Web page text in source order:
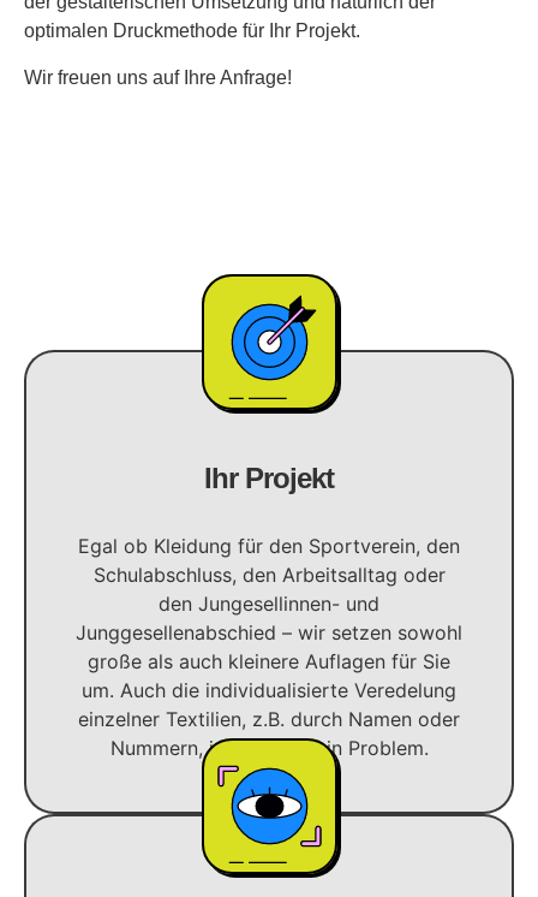
optimalen Druckmethode für Ihr Projekt.
Wir freuen uns auf Ihre Anfrage!
Ihr Projekt
Egal ob Kleidung für den Sportverein, den
Schulabschluss, den Arbeitsalltag oder
den Jungesellinnen- und
Junggesellenabschied – wir setzen sowohl
große als auch kleinere Auflagen für Sie
um. Auch die individualisierte Veredelung
einzelner Textilien, z.B. durch Namen oder
Nummern, ist für uns kein Problem.